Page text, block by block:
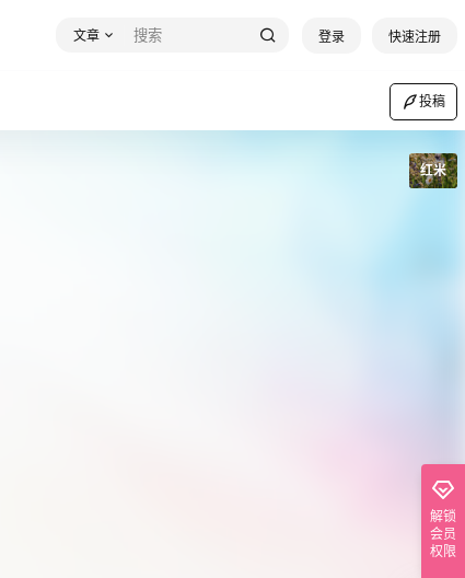
文章 登录 快速注册
投稿
红米
解锁
会员
权限